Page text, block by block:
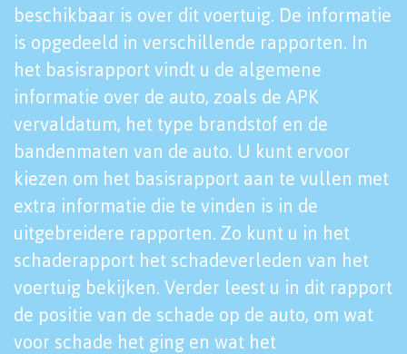
beschikbaar is over dit voertuig. De informatie
is opgedeeld in verschillende rapporten. In
het basisrapport vindt u de algemene
informatie over de auto, zoals de APK
vervaldatum, het type brandstof en de
bandenmaten van de auto. U kunt ervoor
kiezen om het basisrapport aan te vullen met
extra informatie die te vinden is in de
uitgebreidere rapporten. Zo kunt u in het
schaderapport het schadeverleden van het
voertuig bekijken. Verder leest u in dit rapport
de positie van de schade op de auto, om wat
voor schade het ging en wat het